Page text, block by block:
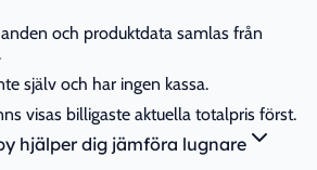
och produktdata samlas från
själv och har ingen kassa.
visas billigaste aktuella totalpris först.
hjälper dig jämföra lugnare